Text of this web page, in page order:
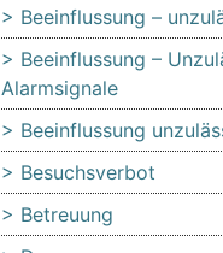
Beeinflussung –
Beeinflussung –
Alarmsignale
Beeinflussung
Besuchsverbot
Betreuung